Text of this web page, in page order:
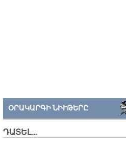
ՕՐԱԿԱՐԳԻ ՆԻՒԹԵՐԸ
ԴԱՏԵԼ…